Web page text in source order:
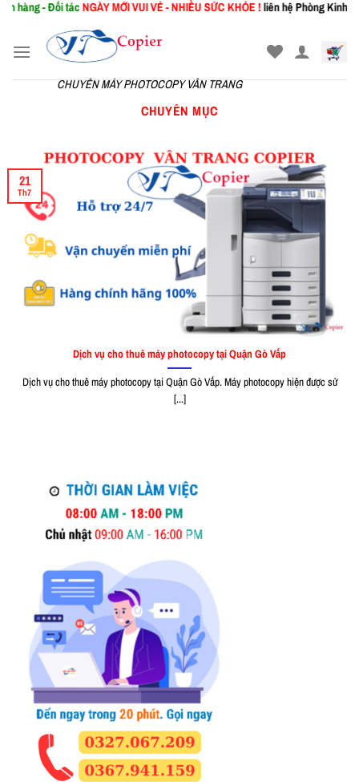
Skip
content
- Đối tácNGÀY MỚIVUI VẺ - NHIỀU SỨC KHỎE !liên hệ Phòng Kinh
CHUYÊN MÁY PHOTOCOPY VÂN TRANG
CHUYÊN MỤC
Dịch vụ cho thuê máy photocopy tại Quận Gò Vấp
Dịch vụ cho thuê máy photocopy tại Quận Gò Vấp. Máy photocopy hiện được sử
[...]
21
Th7